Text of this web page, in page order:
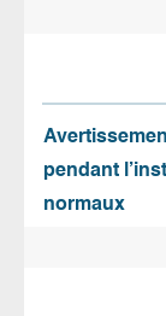
pendant
normaux